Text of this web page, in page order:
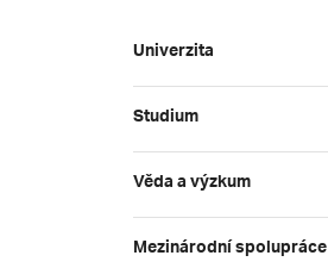
Univerzita
Studium
Věda a výzkum
Mezinárodní spolupráce